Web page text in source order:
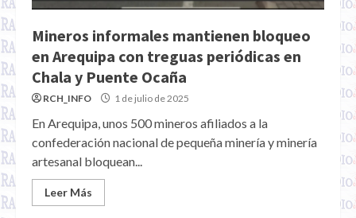
Mineros informales mantienen bloqueo
en Arequipa con treguas periódicas en
Chala y Puente Ocaña
RCH_INFO 1 de julio de 2025
En Arequipa, unos 500 mineros afiliados a la
confederación nacional de pequeña minería y minería
artesanal bloquean...
Leer Más